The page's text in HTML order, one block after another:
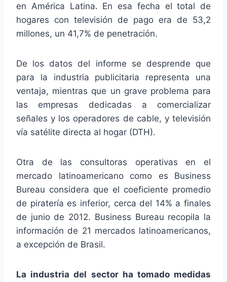
en América Latina. En esa fecha el total de
hogares con televisión de pago era de 53,2
millones, un 41,7% de penetración.
De los datos del informe se desprende que
para la industria publicitaria representa una
ventaja, mientras que un grave problema para
las empresas dedicadas a comercializar
señales y los operadores de cable, y televisión
vía satélite directa al hogar (DTH).
Otra de las consultoras operativas en el
mercado latinoamericano como es Business
Bureau considera que el coeficiente promedio
de piratería es inferior, cerca del 14% a finales
de junio de 2012. Business Bureau recopila la
información de 21 mercados latinoamericanos,
a excepción de Brasil.
La industria del sector ha tomado medidas